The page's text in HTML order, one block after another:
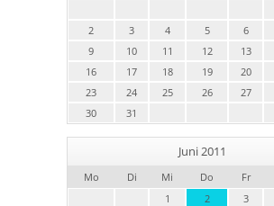
2
3 4 5 6
9
10 11 12 13
16
17 18 19 20
23
24 25 26 27
30
31
Juni 2011
Mo Di Mi Do Fr
1
2 3